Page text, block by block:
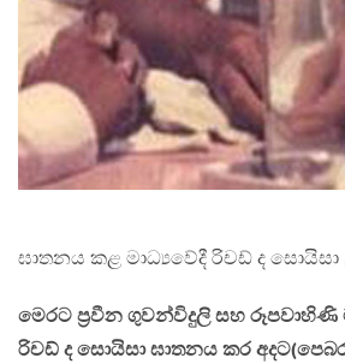
ඝාතනය කළ මාධ්‍යවේදී රිචඩ් ද සොයිසා
මෙරට ප්‍රවීන ගුවන්විදුලි සහ රූපවාහිණි
රිචඩ් ද සොයිසා ඝාතනය කර